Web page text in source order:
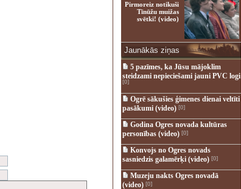
Pirmoreiz notikuši
Tīnūžu muižas
svētki! (video)
Jaunākās ziņas
5 pazīmes, ka Jūsu mājoklim
steidzami nepieciešami jauni PVC logi
[0]
Ogrē sākušies ģimenes dienai veltīti
pasākumi (video)[0]
Godina Ogres novada kultūras
personības (video)[0]
Konvojs no Ogres novads
sasniedzis galamērķi (video)[0]
Muzeju nakts Ogres novadā
(video)[0]